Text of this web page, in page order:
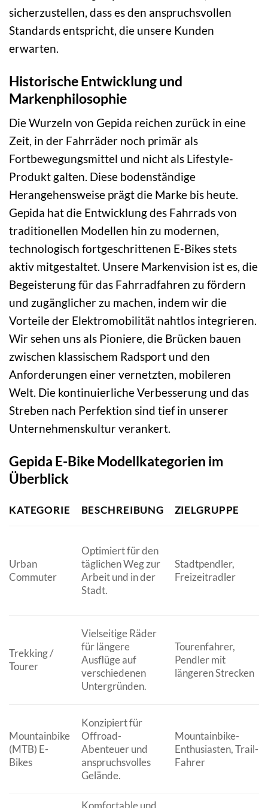
sicherzustellen, dass es den anspruchsvollen
Standards entspricht, die unsere Kunden
erwarten.
Historische Entwicklung und
Markenphilosophie
Die Wurzeln von Gepida reichen zurück in eine
Zeit, in der Fahrräder noch primär als
Fortbewegungsmittel und nicht als Lifestyle-
Produkt galten. Diese bodenständige
Herangehensweise prägt die Marke bis heute.
Gepida hat die Entwicklung des Fahrrads von
traditionellen Modellen hin zu modernen,
technologisch fortgeschrittenen E-Bikes stets
aktiv mitgestaltet. Unsere Markenvision ist es, die
Begeisterung für das Fahrradfahren zu fördern
und zugänglicher zu machen, indem wir die
Vorteile der Elektromobilität nahtlos integrieren.
Wir sehen uns als Pioniere, die Brücken bauen
zwischen klassischem Radsport und den
Anforderungen einer vernetzten, mobileren
Welt. Die kontinuierliche Verbesserung und das
Streben nach Perfektion sind tief in unserer
Unternehmenskultur verankert.
Gepida E-Bike Modellkategorien im
Überblick
KATEGORIE BESCHREIBUNG ZIELGRUPPE
Urban
Commuter
Optimiert für den
täglichen Weg zur
Arbeit und in der
Stadt.
Stadtpendler,
Freizeitradler
Trekking /
Tourer
Vielseitige Räder
für längere
Ausflüge auf
verschiedenen
Untergründen.
Tourenfahrer,
Pendler mit
längeren Strecken
Mountainbike
(MTB) E-
Bikes
Konzipiert für
Offroad-
Abenteuer und
anspruchsvolles
Gelände.
Mountainbike-
Enthusiasten, Trail-
Fahrer
Komfortable und